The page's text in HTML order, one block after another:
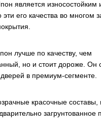
является износостойким
его качества во многом
лучше по качеству, чем
но и стоит дороже. Он
в премиум-сегменте.
красочные составы,
загрунтованное